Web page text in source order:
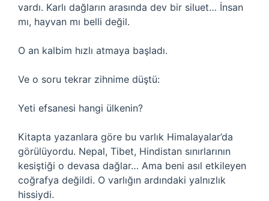
vardı. Karlı dağların arasında dev bir siluet… İnsan
mı, hayvan mı belli değil.
O an kalbim hızlı atmaya başladı.
Ve o soru tekrar zihnime düştü:
Yeti efsanesi hangi ülkenin?
Kitapta yazanlara göre bu varlık Himalayalar’da
görülüyordu. Nepal, Tibet, Hindistan sınırlarının
kesiştiği o devasa dağlar… Ama beni asıl etkileyen
coğrafya değildi. O varlığın ardındaki yalnızlık
hissiydi.